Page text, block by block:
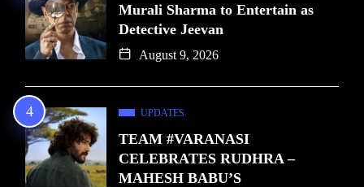
Murali Sharma to Entertain as
Detective Jeevan
August 9, 2026
UPDATES
TEAM #VARANASI
CELEBRATES RUDHRA –
MAHESH BABU’S